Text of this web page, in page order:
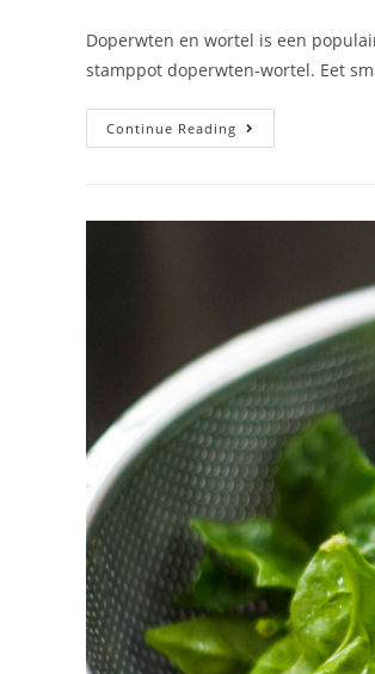
Doperwten en wortel is een
stamppot doperwten-wortel. Eet
Continue Reading